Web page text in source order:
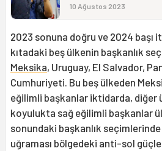
10 Ağustos 2023
2023 sonuna doğru ve 2024 başı
kıtadaki beş ülkenin başkanlık
Meksika, Uruguay, El Salvador,
Cumhuriyeti. Bu beş ülkeden
eğilimli başkanlar iktidarda, diğer
koyulukta sağ eğilimli başkanlar
sonundaki başkanlık
uğraması bölgedeki anti-sol